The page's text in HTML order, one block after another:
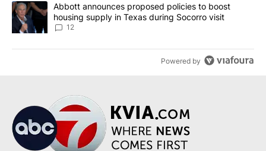
A trending article titled "Abbott announces proposed policies to
Abbott announces proposed policies to boost
housing supply in Texas during Socorro visit
12
Powered by